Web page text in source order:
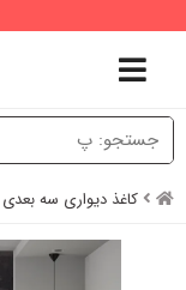
کاغذ دیواری سه بعدی